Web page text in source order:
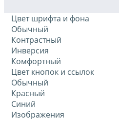
Цвет шрифта и фона
Обычный
Контрастный
Инверсия
Комфортный
Цвет кнопок и ссылок
Обычный
Красный
Синий
Изображения